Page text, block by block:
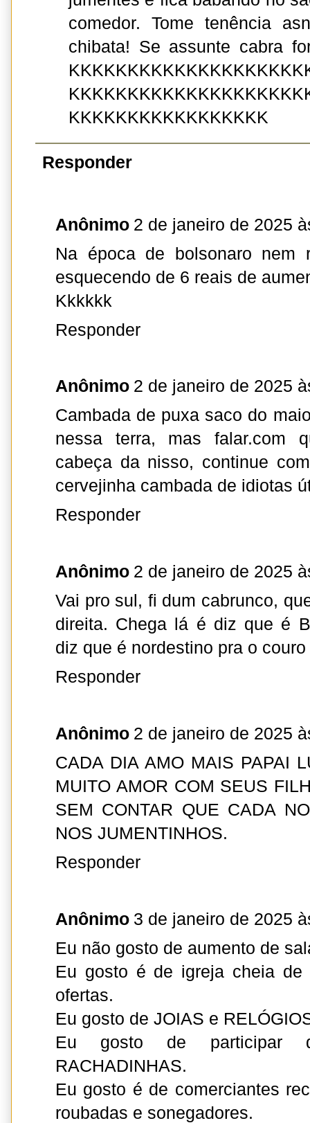
comedor. Tome tenência
chibata! Se assunte cabra
KKKKKKKKKKKKKKKKK
Responder
Anônimo 2 de janeiro de 2025
Na época de bolsonaro nem
esquecendo de 6 reais de
Kkkkkk
Responder
Anônimo 2 de janeiro de 2025
Cambada de puxa saco do
nessa terra, mas falar.com
cabeça da nisso, continue
cervejinha cambada de idiotas
Responder
Anônimo 2 de janeiro de 2025
Vai pro sul, fi dum cabrunco,
direita. Chega lá é diz que é
diz que é nordestino pra o
Responder
Anônimo 2 de janeiro de 2025
CADA DIA AMO MAIS PAPAI
MUITO AMOR COM SEUS
SEM CONTAR QUE CADA
NOS JUMENTINHOS.
Responder
Anônimo 3 de janeiro de 2025
Eu não gosto de aumento de
Eu gosto é de igreja cheia de
ofertas.
Eu gosto de JOIAS e
Eu gosto de participar
RACHADINHAS.
Eu gosto é de comerciantes
roubadas e sonegadores.